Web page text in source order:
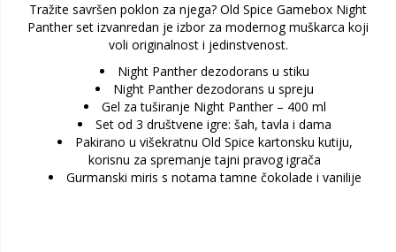
Tražite savršen poklon za njega? Old Spice Gamebox Night
Panther set izvanredan je izbor za modernog muškarca koji
voli originalnost i jedinstvenost.
Night Panther dezodorans u stiku
Night Panther dezodorans u spreju
Gel za tuširanje Night Panther – 400 ml
Set od 3 društvene igre: šah, tavla i dama
Pakirano u višekratnu Old Spice kartonsku kutiju,
korisnu za spremanje tajni pravog igrača
Gurmanski miris s notama tamne čokolade i vanilije